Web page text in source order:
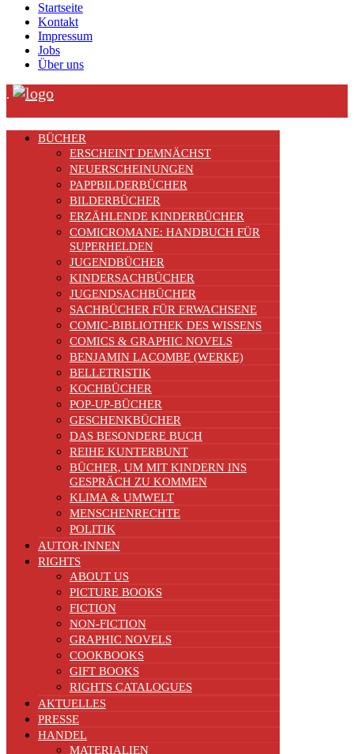
Startseite
Kontakt
Impressum
Jobs
Über uns
.
BÜCHER
ERSCHEINT DEMNÄCHST
NEUERSCHEINUNGEN
PAPPBILDERBÜCHER
BILDERBÜCHER
ERZÄHLENDE KINDERBÜCHER
COMICROMANE: HANDBUCH FÜR
SUPERHELDEN
JUGENDBÜCHER
KINDERSACHBÜCHER
JUGENDSACHBÜCHER
SACHBÜCHER FÜR ERWACHSENE
COMIC-BIBLIOTHEK DES WISSENS
COMICS & GRAPHIC NOVELS
BENJAMIN LACOMBE (WERKE)
BELLETRISTIK
KOCHBÜCHER
POP-UP-BÜCHER
GESCHENKBÜCHER
DAS BESONDERE BUCH
REIHE KUNTERBUNT
BÜCHER, UM MIT KINDERN INS
GESPRÄCH ZU KOMMEN
KLIMA & UMWELT
MENSCHENRECHTE
POLITIK
AUTOR·INNEN
RIGHTS
ABOUT US
PICTURE BOOKS
FICTION
NON-FICTION
GRAPHIC NOVELS
COOKBOOKS
GIFT BOOKS
RIGHTS CATALOGUES
AKTUELLES
PRESSE
HANDEL
MATERIALIEN